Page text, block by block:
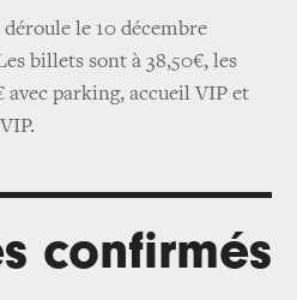
le 10 décembre
billets sont à 38,50€, les
avec parking, accueil VIP et
confirmés